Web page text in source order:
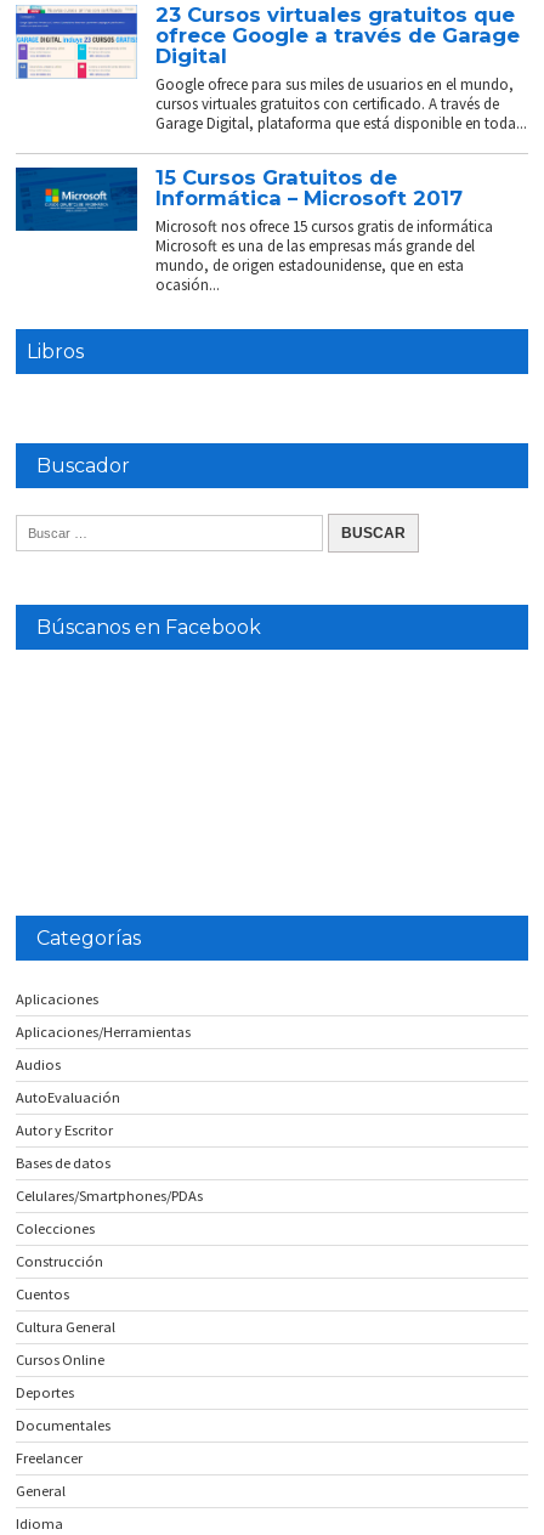
23 Cursos virtuales gratuitos que
ofrece Google a través de Garage
Digital
Google ofrece para sus miles de usuarios en el mundo,
cursos virtuales gratuitos con certificado. A través de
Garage Digital, plataforma que está disponible en toda...
15 Cursos Gratuitos de
Informática – Microsoft 2017
Microsoft nos ofrece 15 cursos gratis de informática
Microsoft es una de las empresas más grande del
mundo, de origen estadounidense, que en esta
ocasión...
Libros
Buscador
Búscanos en Facebook
Categorías
Aplicaciones
Aplicaciones/Herramientas
Audios
AutoEvaluación
Autor y Escritor
Bases de datos
Celulares/Smartphones/PDAs
Colecciones
Construcción
Cuentos
Cultura General
Cursos Online
Deportes
Documentales
Freelancer
General
Idioma